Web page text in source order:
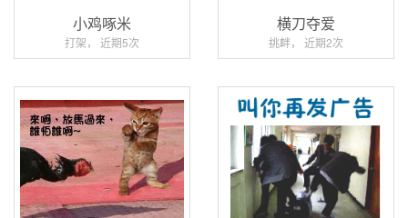
小鸡啄米
打架， 近期5次
横刀夺爱
挑衅， 近期2次